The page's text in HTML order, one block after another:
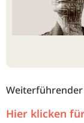
Hier klicken